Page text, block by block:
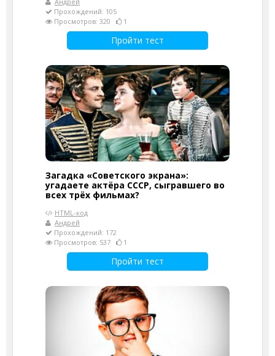
Прохождений: 105
Просмотров: 320
1
Пройти тест
Загадка «Советского экрана»:
угадаете актёра СССР, сыгравшего во
всех трёх фильмах?
HTML-код
Андрей
Прохождений: 172
Просмотров: 537
1
Пройти тест